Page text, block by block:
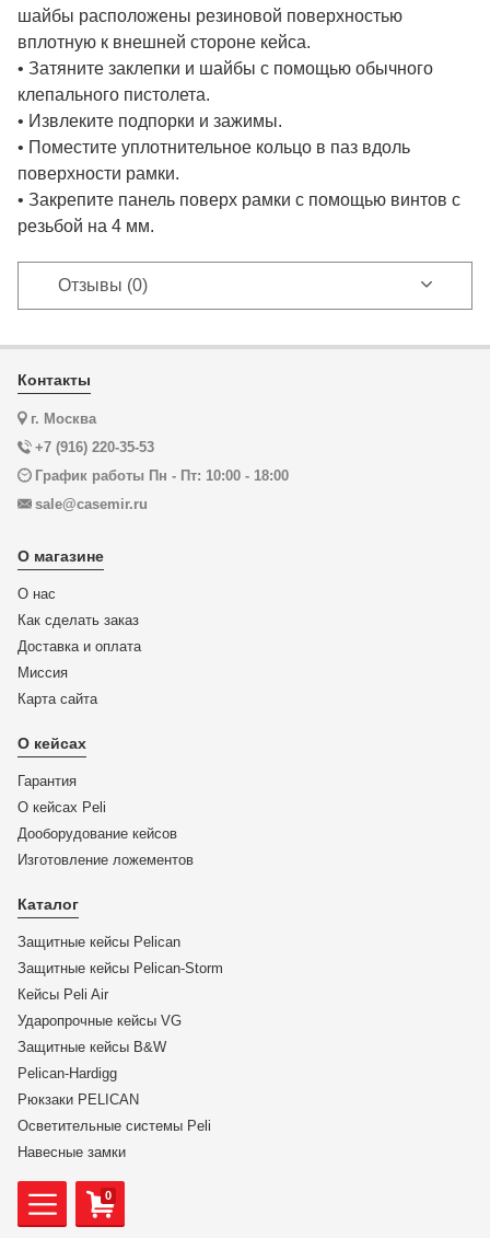
шайбы расположены резиновой поверхностью
вплотную к внешней стороне кейса.
• Затяните заклепки и шайбы с помощью обычного
клепального пистолета.
• Извлеките подпорки и зажимы.
• Поместите уплотнительное кольцо в паз вдоль
поверхности рамки.
• Закрепите панель поверх рамки с помощью винтов с
резьбой на 4 мм.
Отзывы (0)
Контакты
г. Москва
+7 (916) 220-35-53
График работы Пн - Пт: 10:00 - 18:00
sale@casemir.ru
О магазине
О нас
Как сделать заказ
Доставка и оплата
Миссия
Карта сайта
О кейсах
Гарантия
О кейсах Peli
Дооборудование кейсов
Изготовление ложементов
Каталог
Защитные кейсы Pelican
Защитные кейсы Pelican-Storm
Кейсы Peli Air
Ударопрочные кейсы VG
Защитные кейсы B&W
Pelican-Hardigg
Рюкзаки PELICAN
Осветительные системы Peli
Навесные замки
0